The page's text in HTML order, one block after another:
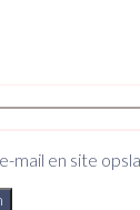
mail en site